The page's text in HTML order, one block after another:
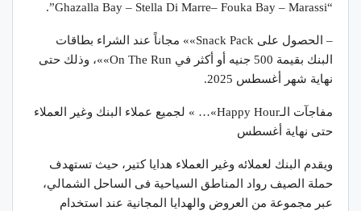
“Ghazalla Bay – Stella Di Marre– Fouka Bay – Marassi”.
– الحصول على Snack Pack»» مجاناً عند الشراء بطاقات
البنك بقيمة 500 جنيه أو أكثر في On The Run»»، وذلك حتى
نهاية شهر أغسطس 2025.
مفاجآت الـHappy Hour»… » لجميع عملاء البنك وغير العملاء
حتى نهاية أغسطس
ويقدم البنك لعملائه وغير العملاء هدايا كتير، حيث تستهدف
حملة الصيف رواد المناطق السياحية فى الساحل الشمالي،
عبر مجموعة من العروض والهدايا المجانية عند استخدام